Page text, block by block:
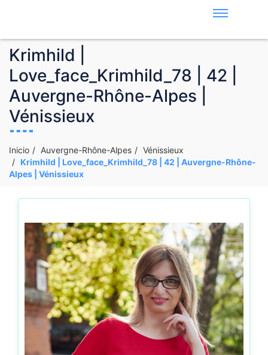
Krimhild |
Love_face_Krimhild_78 | 42 |
Auvergne-Rhône-Alpes |
Vénissieux
Inicio Auvergne-Rhône-Alpes
Vénissieux
Krimhild | Love_face_Krimhild_78 | 42 | Auvergne-Rhône-
Alpes | Vénissieux